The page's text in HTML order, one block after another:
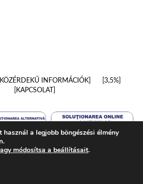
INFORMÁCIÓK
3,5%
KAPCSOLAT
a legjobb böngészési élmény
módosítsa a beállításait.